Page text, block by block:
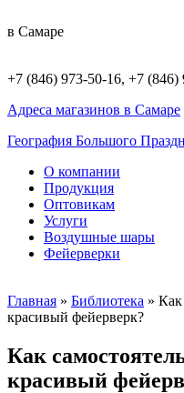
в Самаре
+7 (846) 973-50-16, +7 (846)
Адреса магазинов в Самаре
География Большого
О компании
Продукция
Оптовикам
Услуги
Воздушные шары
Фейерверки
Главная » Библиотека » Как
красивый фейерверк?
Как
красивый